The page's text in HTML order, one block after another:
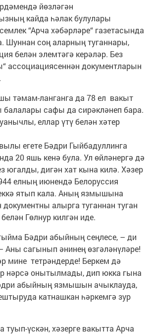
йөзләгән
кайда һәлак булулары
“Арча хәбәрләре“ газетасында
Шуннан соң аларның туганнары,
белән элемтәгә керәләр. Без
ассоциациясеннән документларын
тәмам-ланганга да 78 ел вакыт
балалары сафы да сирәкләнеп бара.
еллар үтү белән хәтер
егете Бәдри Гыйбадуллинга
20 яшь кенә була. Ул өйләнергә дә
югалды, дигән хат кына килә. Хәзер
елның июнендә Белоруссия
ятып кала. Аның язмышына
алырга туганнан туган
Гөлнур килгән иде.
Бәдри абыйның сеңлесе, – ди
Аны сагынып әнинең өзгәләнүләре!
мине тетрәндерде! Беркем дә
нәрсә онытылмады, дип юкка гына
абыйның язмышын ачыклауда,
катнашкан һәркемгә зур
үскән, хәзерге вакытта Арча